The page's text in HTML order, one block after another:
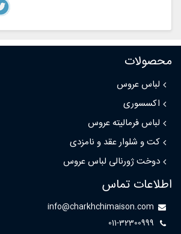
محصولات
لباس عروس
اکسسوری
لباس فرمالیته عروس
کت و شلوار عقد و نامزدی
دوخت ژورنالی لباس عروس
اطلاعات تماس
info@charkhchimaison.com
011-32300999